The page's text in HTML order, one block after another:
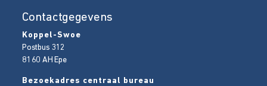
Contactgegevens
Koppel-Swoe
Postbus 312
8160 AH Epe
Bezoekadres centraal bureau